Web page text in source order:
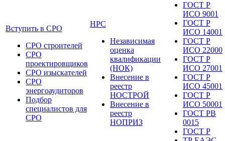
Вступить в СРО
СРО строителей
СРО
проектировщиков
СРО изыскателей
СРО
энергоаудиторов
Подбор
специалистов для
СРО
НРС
Независимая
оценка
квалификации
(НОК)
Внесение в
реестр
НОСТРОЙ
Внесение в
реестр
НОПРИЗ
ГОСТ Р
ИСО 9001
ГОСТ Р
ИСО 14001
ГОСТ Р
ИСО 22000
ГОСТ Р
ИСО 27001
ГОСТ Р
ИСО 45001
ГОСТ Р
ИСО 50001
ГОСТ РВ
0015
ГОСТ Р